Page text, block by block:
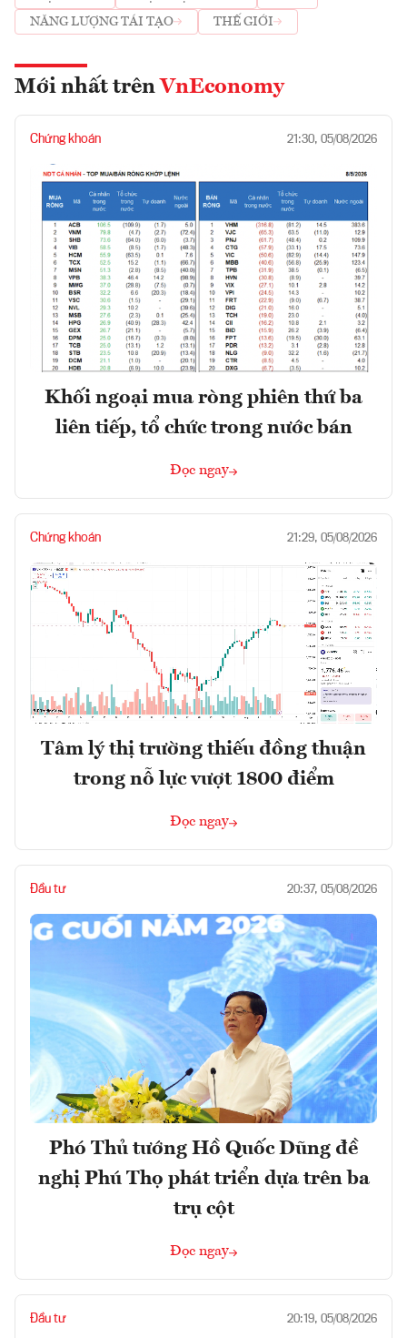
NĂNG LƯỢNG TÁI TẠO
THẾ GIỚI
Mới nhất trên VnEconomy
Chứng khoán 21:30, 05/08/2026
Khối ngoại mua ròng phiên thứ ba
liên tiếp, tổ chức trong nước bán
Đọc ngay
Chứng khoán 21:29, 05/08/2026
Tâm lý thị trường thiếu đồng thuận
trong nỗ lực vượt 1800 điểm
Đọc ngay
Đầu tư 20:37, 05/08/2026
Phó Thủ tướng Hồ Quốc Dũng đề
nghị Phú Thọ phát triển dựa trên ba
trụ cột
Đọc ngay
Đầu tư 20:19, 05/08/2026